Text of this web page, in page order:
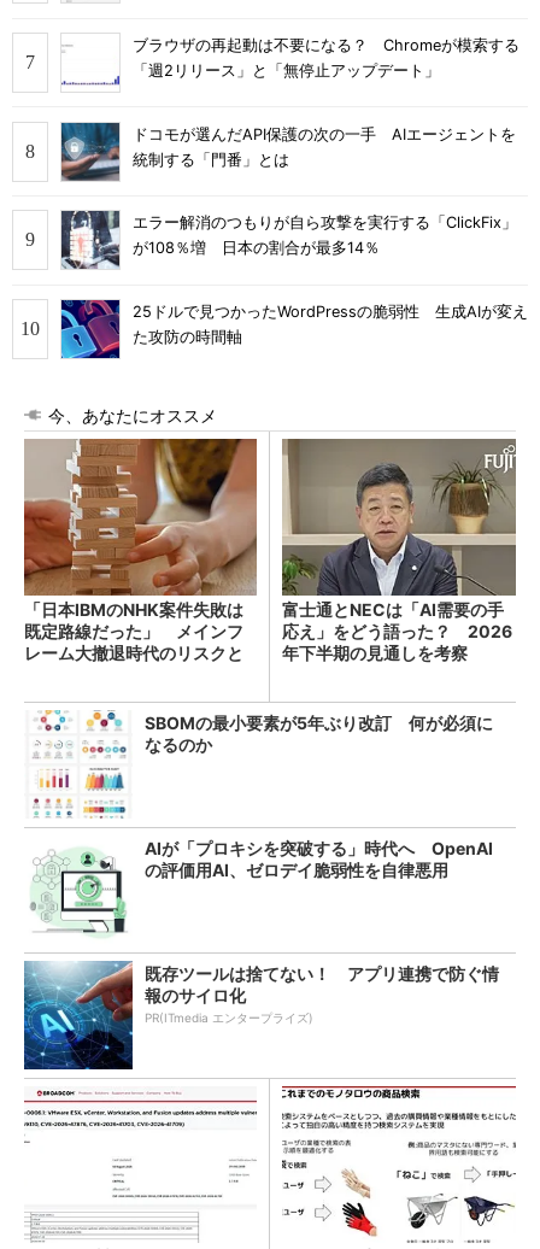
ブラウザの再起動は不要になる？ Chromeが模索する
「週2リリース」と「無停止アップデート」
ドコモが選んだAPI保護の次の一手 AIエージェントを
統制する「門番」とは
エラー解消のつもりが自ら攻撃を実行する「ClickFix」
が108％増 日本の割合が最多14％
25ドルで見つかったWordPressの脆弱性 生成AIが変え
た攻防の時間軸
今、あなたにオススメ
「日本IBMのNHK案件失敗は
既定路線だった」 メインフ
レーム大撤退時代のリスクと
富士通とNECは「AI需要の手
応え」をどう語った？ 2026
年下半期の見通しを考察
SBOMの最小要素が5年ぶり改訂 何が必須に
なるのか
AIが「プロキシを突破する」時代へ OpenAI
の評価用AI、ゼロデイ脆弱性を自律悪用
既存ツールは捨てない！ アプリ連携で防ぐ情
報のサイロ化
PR(ITmedia エンタープライズ)